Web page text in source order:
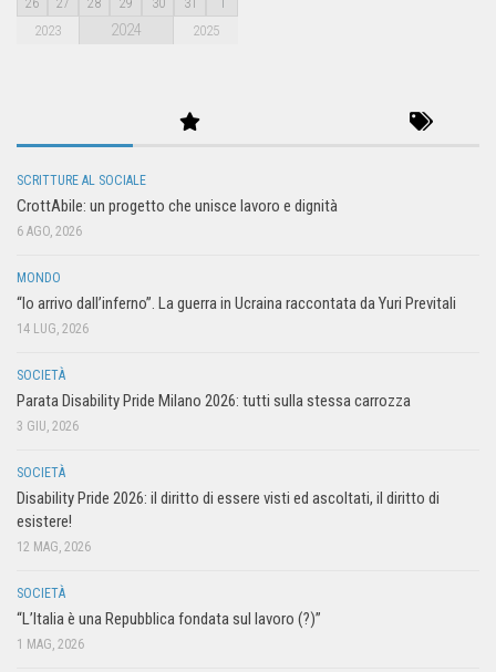
26
27 28 29 30 31 1
2023 2024 2025
SCRITTURE AL SOCIALE
CrottAbile: un progetto che unisce lavoro e dignità
6 AGO, 2026
MONDO
“Io arrivo dall’inferno”. La guerra in Ucraina raccontata da Yuri Previtali
14 LUG, 2026
SOCIETÀ
Parata Disability Pride Milano 2026: tutti sulla stessa carrozza
3 GIU, 2026
SOCIETÀ
Disability Pride 2026: il diritto di essere visti ed ascoltati, il diritto di
esistere!
12 MAG, 2026
SOCIETÀ
“L’Italia è una Repubblica fondata sul lavoro (?)”
1 MAG, 2026